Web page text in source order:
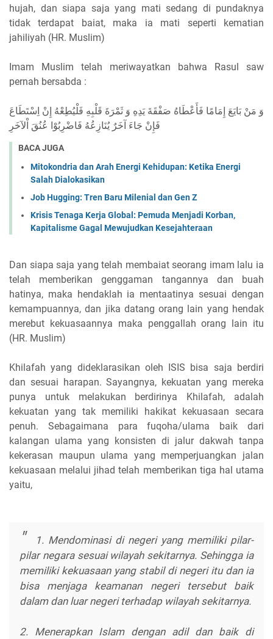
hujah, dan siapa saja yang mati sedang di pundaknya
tidak terdapat baiat, maka ia mati seperti kematian
jahiliyah (HR. Muslim)
Imam Muslim telah meriwayatkan bahwa Rasul saw
pernah bersabda :
وَ مَنْ بَايَعَ إِمَامًا فَأَعْطَاهُ صَفْقَةَ يَدِهِ وَ ثَمْرَةَ قَلْبِهِ فَلْيُطِعْهُ إِنْ اِسْتَطَاعَ
فَإِنْ جَاءَ آخَرٌ يُنَازِعُهُ فَاضْرِبُوْا عُنُقَ اْلآخَرِ
BACA JUGA
Mitokondria dan Arah Energi Kehidupan: Ketika Energi
Salah Dialokasikan
Job Hugging: Tren Baru Milenial dan Gen Z
Krisis Tenaga Kerja Global: Pemuda Menjadi Korban,
Kapitalisme Gagal Mewujudkan Kesejahteraan
Dan siapa saja yang telah membaiat seorang imam lalu ia
telah memberikan genggaman tangannya dan buah
hatinya, maka hendaklah ia mentaatinya sesuai dengan
kemampuannya, dan jika datang orang lain yang hendak
merebut kekuasaannya maka penggallah orang lain itu
(HR. Muslim)
Khilafah yang dideklarasikan oleh ISIS bisa saja berdiri
dan sesuai harapan. Sayangnya, kekuatan yang mereka
punya untuk melakukan berdirinya Khilafah, adalah
kekuatan yang tak memiliki hakikat kekuasaan secara
penuh. Sebagaimana para fuqoha/ulama baik dari
kalangan ulama yang konsisten di jalur dakwah tanpa
kekerasan maupun ulama yang memperjuangkan jalan
kekuasaan melalui jihad telah memberikan tiga hal utama
yaitu,
1. Mendominasi di negeri yang memiliki pilar-
pilar negara sesuai wilayah sekitarnya. Sehingga ia
memiliki kekuasaan yang stabil di negeri itu dan ia
bisa menjaga keamanan negeri tersebut baik
dalam dan luar negeri terhadap wilayah sekitarnya.
2. Menerapkan Islam dengan adil dan baik di